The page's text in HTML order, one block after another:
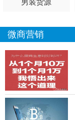
男装货源
微商营销